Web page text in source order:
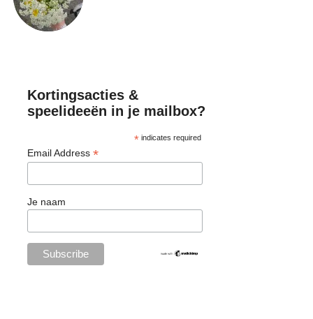
Kortingsacties &
speelideeën in je mailbox?
* indicates required
Email Address *
Je naam